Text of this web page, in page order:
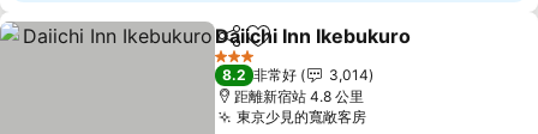
分享 加入我的最愛
Daiichi Inn Ikebukuro
3 星級
8.2 非常好
3,014
距離新宿站 4.8 公里
東京少見的寬敞客房查看價格